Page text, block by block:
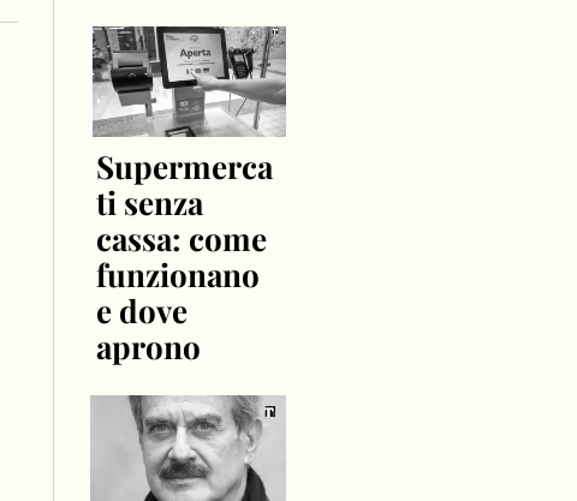
Supermerca
ti senza
cassa: come
funzionano
e dove
aprono